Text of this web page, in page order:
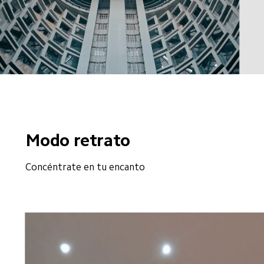
Modo retrato
Concéntrate en tu encanto